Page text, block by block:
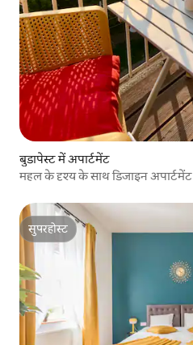
बुडापेस्ट में अपार्टमेंट
महल के दृश्य के साथ डिजाइन अपार्टमेंट
सुपरहोस्ट
सुपरहोस्ट